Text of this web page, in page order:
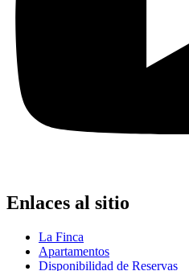
Enlaces al sitio
La Finca
Apartamentos
Disponibilidad de Reservas